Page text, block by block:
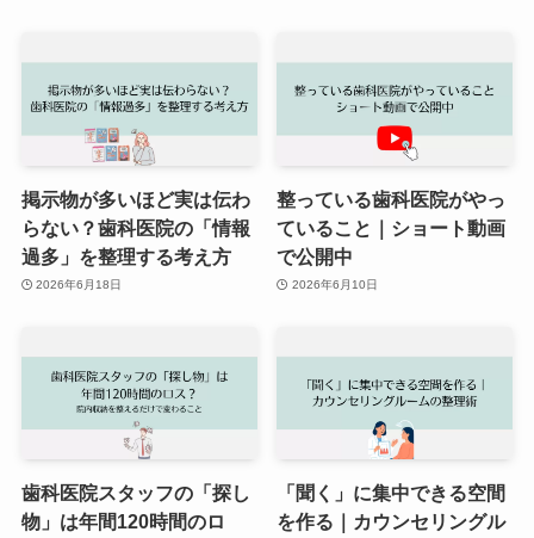
掲示物が多いほど実は伝わ
らない？歯科医院の「情報
過多」を整理する考え方
2026年6月18日
整っている歯科医院がやっ
ていること｜ショート動画
で公開中
2026年6月10日
歯科医院スタッフの「探し
物」は年間120時間のロ
「聞く」に集中できる空間
を作る｜カウンセリングル